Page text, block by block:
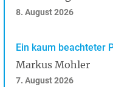
8. August 2026
Ein kaum beachteter
Markus Mohler
7. August 2026